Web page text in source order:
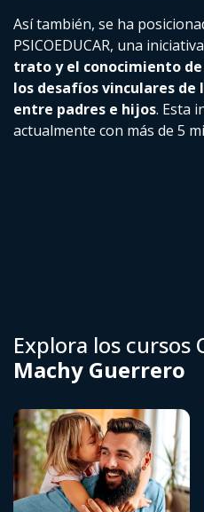
Así también, se ha
PSICOEDUCAR, una
trato y el conocimiento
los desafíos vinculares de
entre padres e hijos. Esta
actualmente con más de 5
Explora los cursos
Machy Guerrero